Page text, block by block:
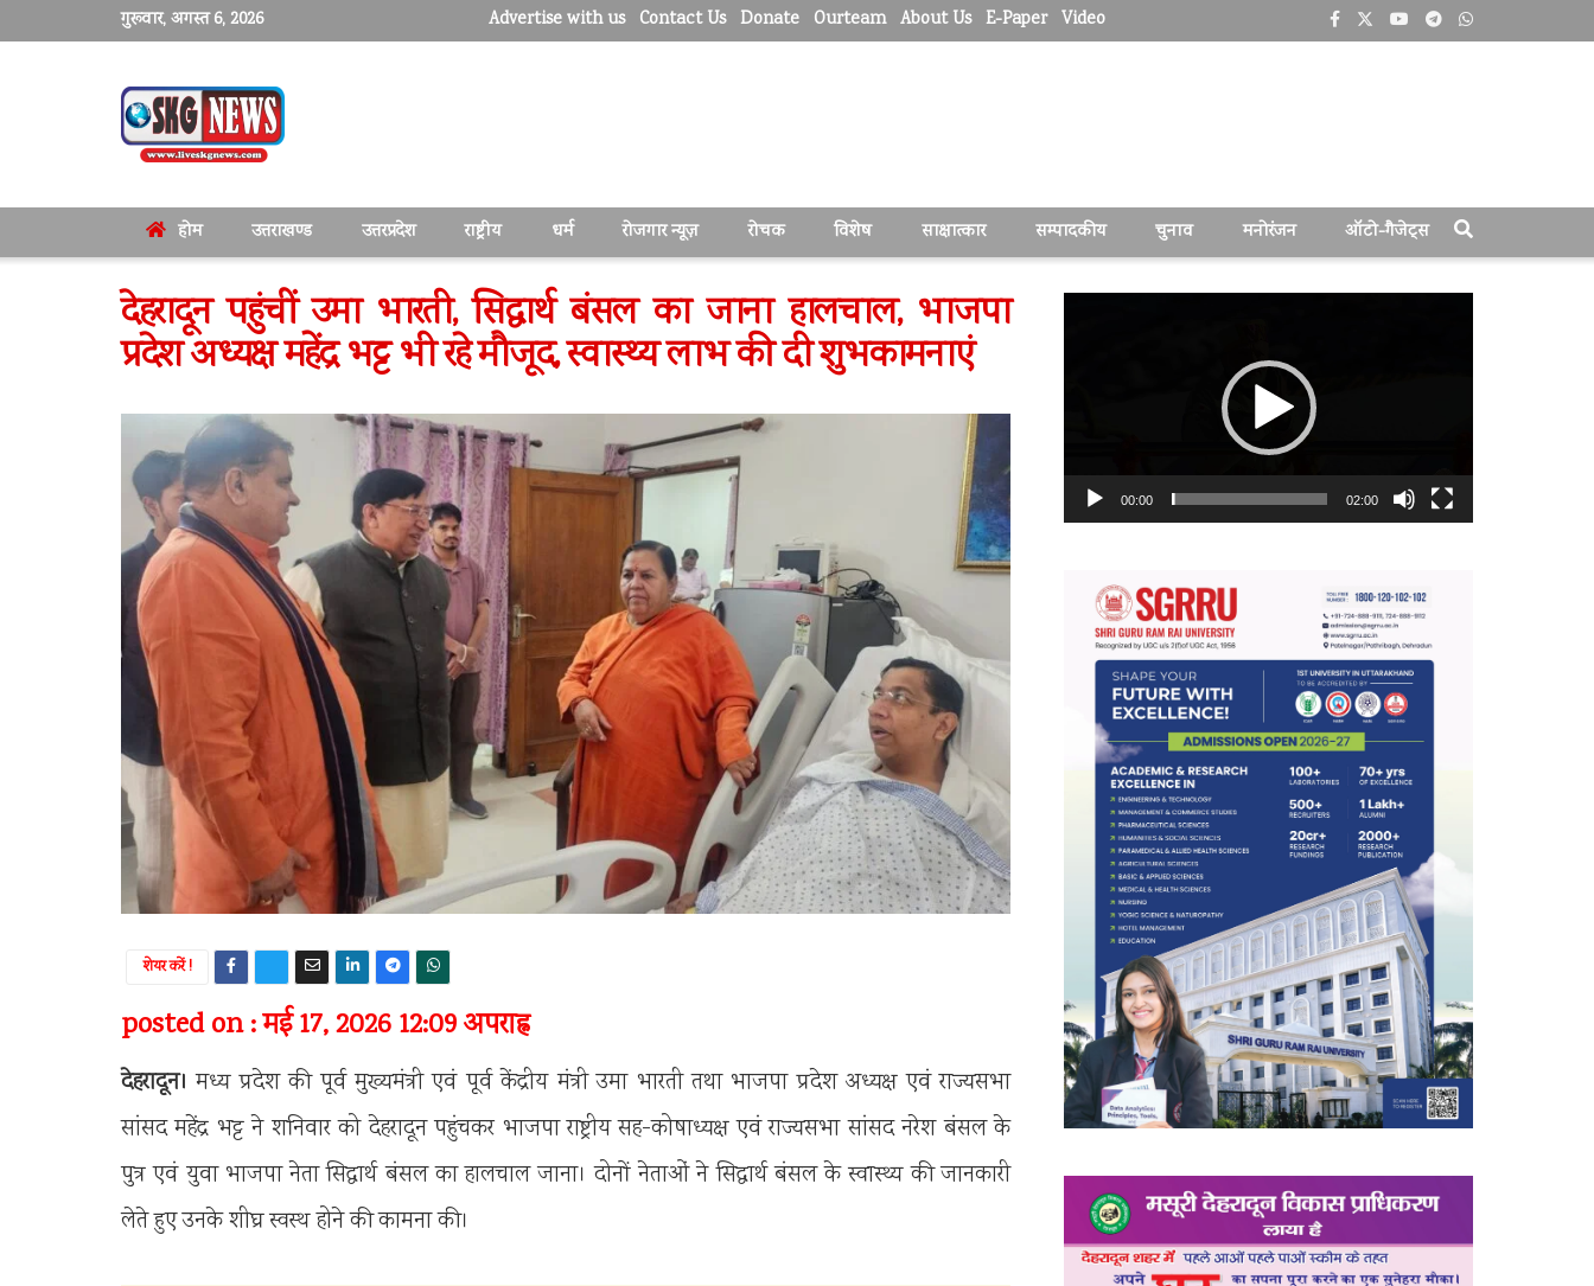
गुरूवार, अगस्त 6, 2026 Advertise with us Contact Us Donate Ourteam About Us E-Paper Video
होम उत्तराखण्ड उत्तरप्रदेश राष्ट्रीय धर्म रोजगार न्यूज़ रोचक विशेष साक्षात्कार सम्पादकीय चुनाव मनोरंजन ऑटो-गैजेट्स
देहरादून पहुंचीं उमा भारती, सिद्धार्थ बंसल का जाना हालचाल, भाजपा
प्रदेश अध्यक्ष महेंद्र भट्ट भी रहे मौजूद, स्वास्थ्य लाभ की दी शुभकामनाएं
शेयर करें !
posted on : मई 17, 2026 12:09 अपराह्न
देहरादून। मध्य प्रदेश की पूर्व मुख्यमंत्री एवं पूर्व केंद्रीय मंत्री उमा भारती तथा भाजपा प्रदेश अध्यक्ष एवं राज्यसभा
सांसद महेंद्र भट्ट ने शनिवार को देहरादून पहुंचकर भाजपा राष्ट्रीय सह-कोषाध्यक्ष एवं राज्यसभा सांसद नरेश बंसल के
पुत्र एवं युवा भाजपा नेता सिद्धार्थ बंसल का हालचाल जाना। दोनों नेताओं ने सिद्धार्थ बंसल के स्वास्थ्य की जानकारी
लेते हुए उनके शीघ्र स्वस्थ होने की कामना की।
00:00 02:00